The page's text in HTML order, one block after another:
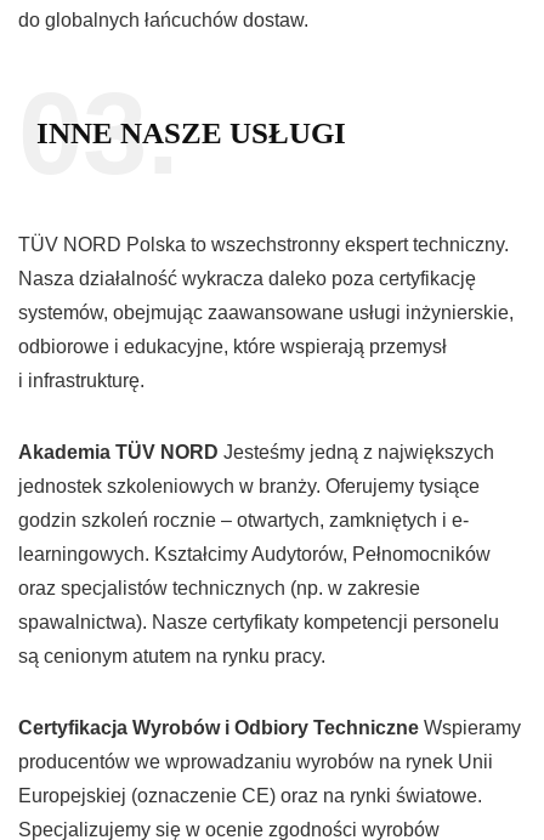
do globalnych łańcuchów dostaw.
03.
INNE NASZE USŁUGI
TÜV NORD Polska to wszechstronny ekspert techniczny.
Nasza działalność wykracza daleko poza certyfikację
systemów, obejmując zaawansowane usługi inżynierskie,
odbiorowe i edukacyjne, które wspierają przemysł
i infrastrukturę.
Akademia TÜV NORD Jesteśmy jedną z największych
jednostek szkoleniowych w branży. Oferujemy tysiące
godzin szkoleń rocznie – otwartych, zamkniętych i e-
learningowych. Kształcimy Audytorów, Pełnomocników
oraz specjalistów technicznych (np. w zakresie
spawalnictwa). Nasze certyfikaty kompetencji personelu
są cenionym atutem na rynku pracy.
Certyfikacja Wyrobów i Odbiory Techniczne Wspieramy
producentów we wprowadzaniu wyrobów na rynek Unii
Europejskiej (oznaczenie CE) oraz na rynki światowe.
Specjalizujemy się w ocenie zgodności wyrobów